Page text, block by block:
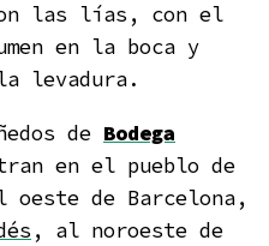
las lías, con el
en la boca y
levadura.
de Bodega
en el pueblo de
de Barcelona,
, al noroeste de